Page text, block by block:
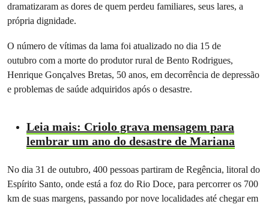
dramatizaram as dores de quem perdeu familiares, seus lares, a
própria dignidade.
O número de vítimas da lama foi atualizado no dia 15 de
outubro com a morte do produtor rural de Bento Rodrigues,
Henrique Gonçalves Bretas, 50 anos, em decorrência de depressão
e problemas de saúde adquiridos após o desastre.
Leia mais: Criolo grava mensagem para
lembrar um ano do desastre de Mariana
No dia 31 de outubro, 400 pessoas partiram de Regência, litoral do
Espírito Santo, onde está a foz do Rio Doce, para percorrer os 700
km de suas margens, passando por nove localidades até chegar em